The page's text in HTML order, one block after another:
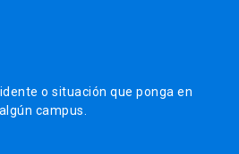
o situación que ponga en
campus.